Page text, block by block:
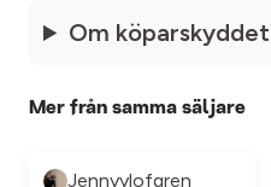
Om köparskyddet
Mer från samma säljare
Jennyylofgren